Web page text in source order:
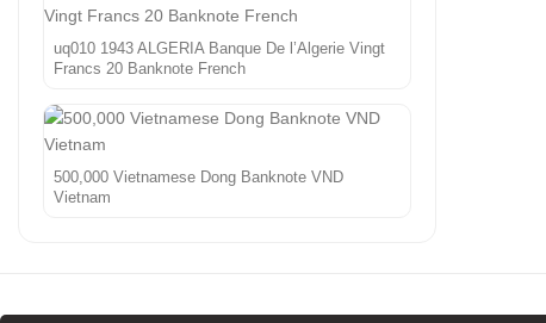
uq010 1943 ALGERIA Banque De l’Algerie Vingt
Francs 20 Banknote French
500,000 Vietnamese Dong Banknote VND
Vietnam